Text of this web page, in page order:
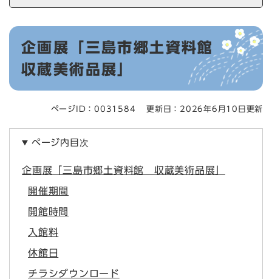
本
企画展「三島市郷土資料館
収蔵美術品展」
ページID：0031584 更新日：2026年6月10日更新
ページ内目次
企画展「三島市郷土資料館 収蔵美術品展」
開催期間
開館時間
入館料
休館日
チラシダウンロード